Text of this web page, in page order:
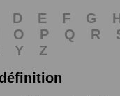
D E F G
O P Q R
Y
Z